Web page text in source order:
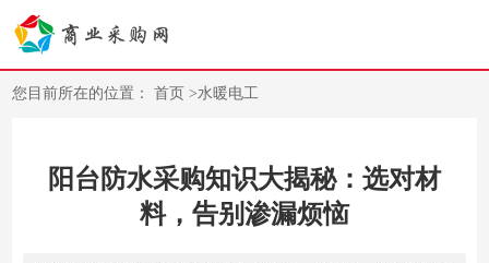
您目前所在的位置：首页>水暖电工
阳台防水采购知识大揭秘：选对材
料，告别渗漏烦恼